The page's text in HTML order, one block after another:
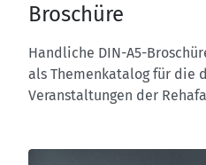
Broschüre
Handliche DIN-A5-
als Themenkatalog für die
Veranstaltungen der